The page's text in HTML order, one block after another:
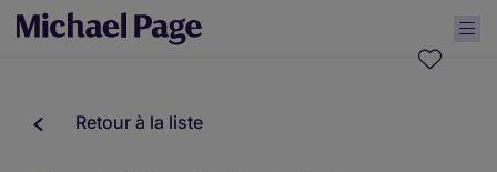
Retour à la liste